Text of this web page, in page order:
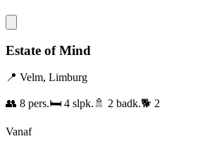
Estate of Mind
📍 Velm, Limburg
👥 8 pers.🛏️ 4 slpk. 🚿 2 badk.🐕 2
Vanaf